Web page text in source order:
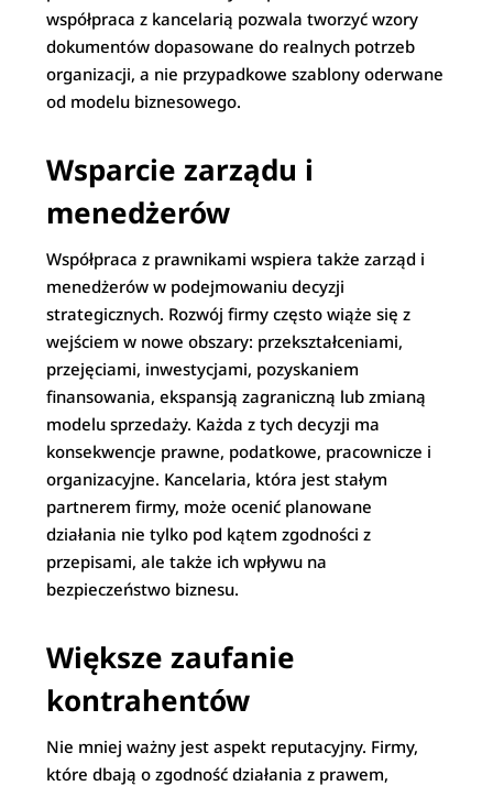
współpraca z kancelarią pozwala tworzyć wzory
dokumentów dopasowane do realnych potrzeb
organizacji, a nie przypadkowe szablony oderwane
od modelu biznesowego.
Wsparcie zarządu i
menedżerów
Współpraca z prawnikami wspiera także zarząd i
menedżerów w podejmowaniu decyzji
strategicznych. Rozwój firmy często wiąże się z
wejściem w nowe obszary: przekształceniami,
przejęciami, inwestycjami, pozyskaniem
finansowania, ekspansją zagraniczną lub zmianą
modelu sprzedaży. Każda z tych decyzji ma
konsekwencje prawne, podatkowe, pracownicze i
organizacyjne. Kancelaria, która jest stałym
partnerem firmy, może ocenić planowane
działania nie tylko pod kątem zgodności z
przepisami, ale także ich wpływu na
bezpieczeństwo biznesu.
Większe zaufanie
kontrahentów
Nie mniej ważny jest aspekt reputacyjny. Firmy,
które dbają o zgodność działania z prawem,